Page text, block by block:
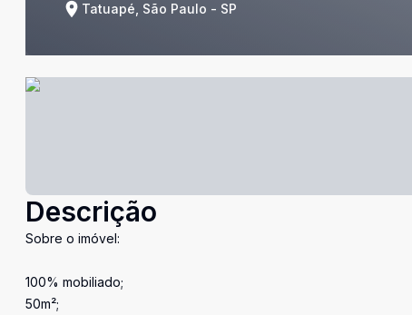
Tatuapé, São Paulo - SP
Descrição
Sobre o imóvel:
100% mobiliado;
50m²;